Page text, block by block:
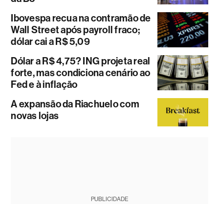
Ibovespa recua na contramão de
Wall Street após payroll fraco;
dólar cai a R$ 5,09
Dólar a R$ 4,75? ING projeta real
forte, mas condiciona cenário ao
Fed e à inflação
A expansão da Riachuelo com
novas lojas
PUBLICIDADE